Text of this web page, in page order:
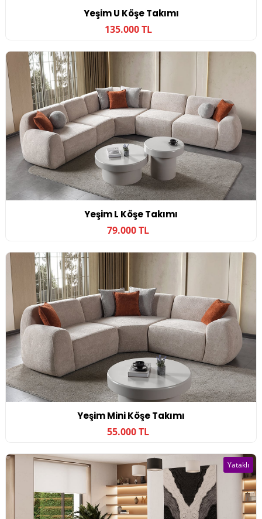
Yeşim U Köşe Takımı
135.000 TL
Yeşim L Köşe Takımı
79.000 TL
Yeşim Mini Köşe Takımı
55.000 TL
Yataklı